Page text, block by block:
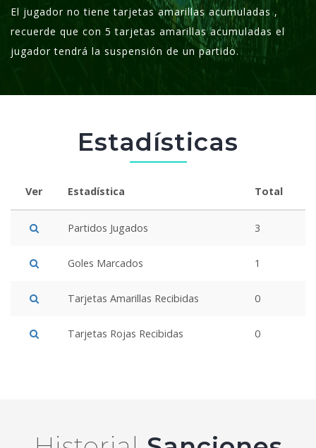
El jugador no tiene tarjetas amarillas acumuladas ,
recuerde que con 5 tarjetas amarillas acumuladas el
jugador tendrá la suspensión de un partido.
Estadísticas
Ver Estadística Total
Partidos Jugados 3
Goles Marcados 1
Tarjetas Amarillas Recibidas 0
Tarjetas Rojas Recibidas 0